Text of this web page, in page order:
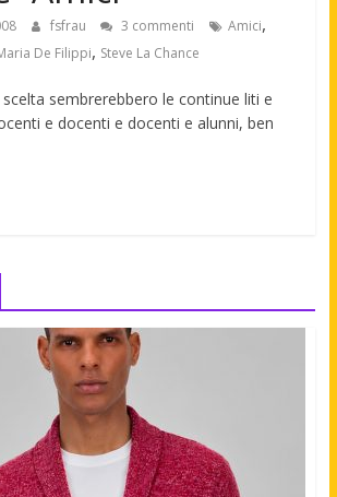
fsfrau 3 commenti Amici,
De Filippi, Steve La Chance
sembrerebbero le continue liti e
e docenti e docenti e alunni, ben